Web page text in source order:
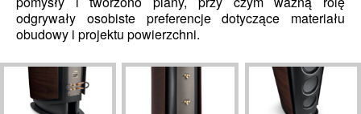
odgrywały osobiste preferencje dotyczące materiału
obudowy i projektu powierzchni.